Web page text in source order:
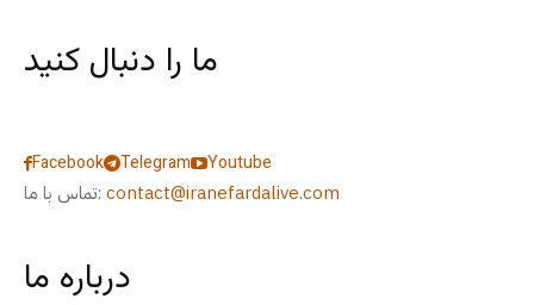
ما را دنبال کنید
Facebook Telegram
Youtube
تماس با ما: contact@iranefardalive.com
درباره ما